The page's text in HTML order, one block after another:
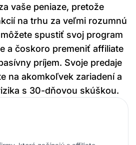
vaše peniaze, pretože
na trhu za veľmi rozumnú
spustiť svoj program
a čoskoro premeniť affiliate
príjem. Svoje predaje
na akomkoľvek zariadení a
s 30-dňovou skúškou.